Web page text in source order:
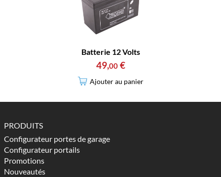
Batterie 12 Volts
49,00 €
Ajouter au panier
PRODUITS
Configurateur portes de garage
Configurateur portails
Promotions
Nouveautés